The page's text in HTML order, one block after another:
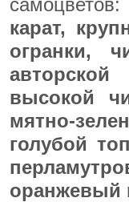
карат,
огранки,
авторской
высокой
мятно-
голубой
оранжевый